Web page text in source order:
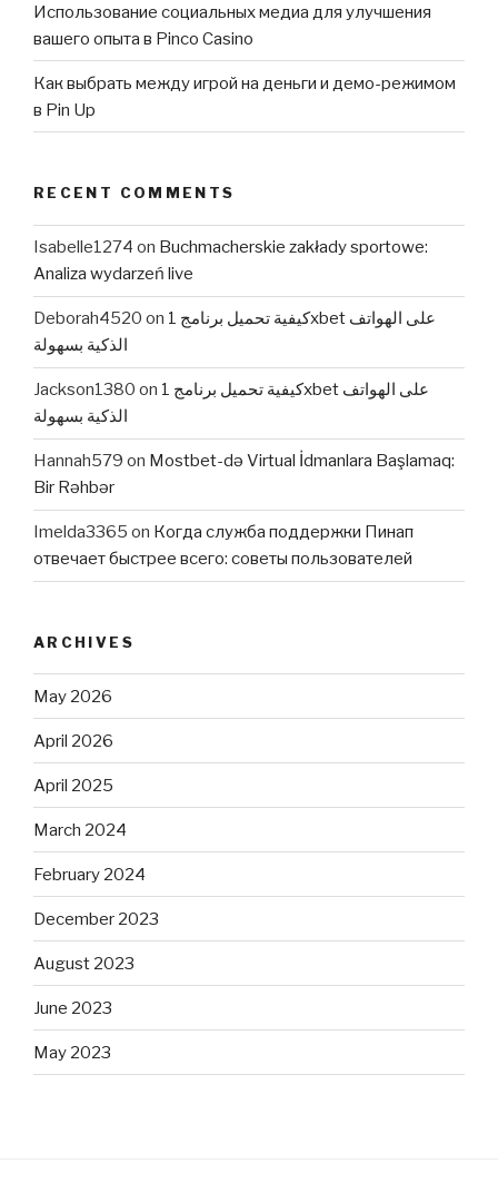
Использование социальных медиа для улучшения
вашего опыта в Pinco Casino
Как выбрать между игрой на деньги и демо-режимом
в Pin Up
RECENT COMMENTS
Isabelle1274 on Buchmacherskie zakłady sportowe:
Analiza wydarzeń live
Deborah4520 on كيفية تحميل برنامج 1xbet على الهواتف
الذكية بسهولة
Jackson1380 on كيفية تحميل برنامج 1xbet على الهواتف
الذكية بسهولة
Hannah579 on Mostbet-də Virtual İdmanlara Başlamaq:
Bir Rəhbər
Imelda3365 on Когда служба поддержки Пинап
отвечает быстрее всего: советы пользователей
ARCHIVES
May 2026
April 2026
April 2025
March 2024
February 2024
December 2023
August 2023
June 2023
May 2023